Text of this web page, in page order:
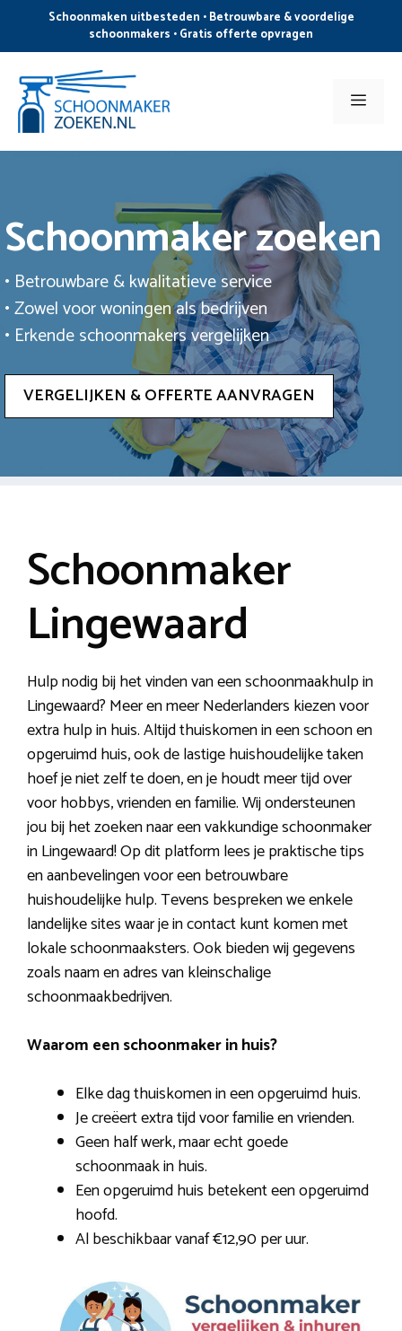
de
inhoud
Schoonmaken uitbesteden • Betrouwbare & voordelige
schoonmakers • Gratis offerte opvragen
Menu
Schoonmaker zoeken
• Betrouwbare & kwalitatieve service
• Zowel voor woningen als bedrijven
• Erkende schoonmakers vergelijken
VERGELIJKEN & OFFERTE AANVRAGEN
Schoonmaker
Lingewaard
Hulp nodig bij het vinden van een schoonmaakhulp in
Lingewaard? Meer en meer Nederlanders kiezen voor
extra hulp in huis. Altijd thuiskomen in een schoon en
opgeruimd huis, ook de lastige huishoudelijke taken
hoef je niet zelf te doen, en je houdt meer tijd over
voor hobbys, vrienden en familie. Wij ondersteunen
jou bij het zoeken naar een vakkundige schoonmaker
in Lingewaard! Op dit platform lees je praktische tips
en aanbevelingen voor een betrouwbare
huishoudelijke hulp. Tevens bespreken we enkele
landelijke sites waar je in contact kunt komen met
lokale schoonmaaksters. Ook bieden wij gegevens
zoals naam en adres van kleinschalige
schoonmaakbedrijven.
Waarom een schoonmaker in huis?
Elke dag thuiskomen in een opgeruimd huis.
Je creëert extra tijd voor familie en vrienden.
Geen half werk, maar echt goede
schoonmaak in huis.
Een opgeruimd huis betekent een opgeruimd
hoofd.
Al beschikbaar vanaf €12,90 per uur.